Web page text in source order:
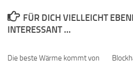
FÜR DICH VIELLEICHT
INTERESSANT …
Die beste Wärme kommt von